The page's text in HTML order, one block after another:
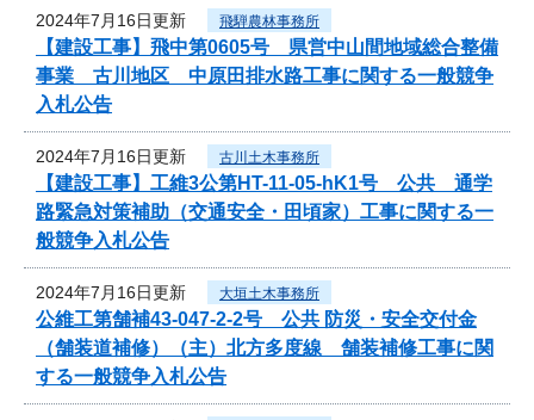
2024年7月16日更新 飛騨農林事務所
【建設工事】飛中第0605号 県営中山間地域総合整備
事業 古川地区 中原田排水路工事に関する一般競争
入札公告
2024年7月16日更新 古川土木事務所
【建設工事】工維3公第HT-11-05-hK1号 公共 通学
路緊急対策補助（交通安全・田頃家）工事に関する一
般競争入札公告
2024年7月16日更新 大垣土木事務所
公維工第舗補43-047-2-2号 公共 防災・安全交付金
（舗装道補修）（主）北方多度線 舗装補修工事に関
する一般競争入札公告